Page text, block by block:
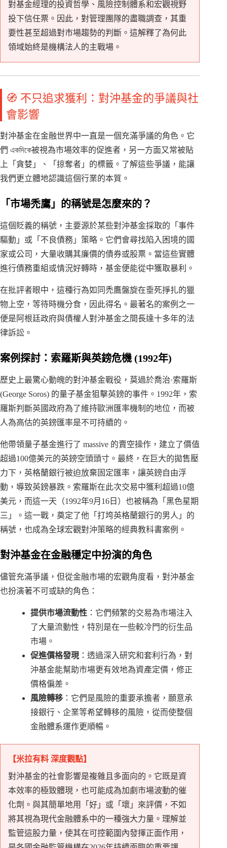
對基金經理的投資哲學、風險控制體系和宏觀視野
投下信任票。因此，對管理團隊的盡職調查，其重
要性甚至超過對市場趨勢的判斷。這解釋了為何此
領域始終是機構法人的主戰場。
🧭 不只追求獲利：對沖基金的爭議與社
會影響
對沖基金在金融世界中一直是一個充滿爭議的角色。它
們 একদিকে被視為市場效率的促進者，另一方面又常被貼
上「貪婪」、「掠奪者」的標籤。了解這些爭議，能讓
我們更立體地認識這個行業的本質。
「市場禿鷹」的稱號是怎麼來的？
這個貶義的稱號，主要源於某些對沖基金採取的「事件
驅動」或「不良債務」策略。它們會尋找陷入困境的國
家或公司，大量收購其廉價的債券或股票。當這些實體
進行債務重組或情況好轉時，基金便能從中獲取暴利。
在批評者眼中，這種行為如同禿鷹盤旋在垂死掙扎的獵
物上空，等待時機分食，因此得名。最著名的案例之一
便是阿根廷政府與債權人對沖基金之間長達十多年的法
律訴訟。
案例探討：索羅斯與英鎊危機 (1992年)
歷史上最驚心動魄的對沖基金戰役，莫過於喬治·索羅斯
(George Soros) 的量子基金狙擊英鎊的事件。1992年，索
羅斯判斷英國政府為了維持歐洲匯率機制的地位，而被
人為高估的英鎊匯率是不可持續的。
他帶領量子基金進行了 massive 的賣空操作，建立了價值
超過100億美元的英鎊空頭頭寸。最終，在巨大的拋售壓
力下，英格蘭銀行被迫放棄固定匯率，讓英鎊自由浮
動，導致英鎊暴跌。索羅斯在此次交易中獲利超過10億
美元，而這一天（1992年9月16日）也被稱為「黑色星期
三」。這一戰，奠定了他「打垮英格蘭銀行的男人」的
稱號，也成為全球宏觀對沖策略的經典教科書案例。
對沖基金在金融穩定中扮演的角色
儘管充滿爭議，但從金融市場的宏觀角度看，對沖基金
也扮演著不可或缺的角色：
提供市場流動性 ：它們頻繁的交易為市場注入
了大量流動性，特別是在一些較冷門的衍生品
市場。
促進價格發現 ：透過深入研究和套利行為，對
沖基金能幫助市場更有效地為資產定價，修正
價格偏差。
風險轉移 ：它們是風險的重要承擔者，願意承
接銀行、企業等希望轉移的風險，從而使整個
金融體系運作更順暢。
【米拉有料 深度觀點】
對沖基金的社會影響是複雜且多面向的。它既是資
本效率的極致體現，也可能成為加劇市場波動的催
化劑。與其簡單地用「好」或「壞」來評價，不如
將其視為現代金融體系中的一種強大力量。理解並
監管這股力量，使其在可控範圍內發揮正面作用，